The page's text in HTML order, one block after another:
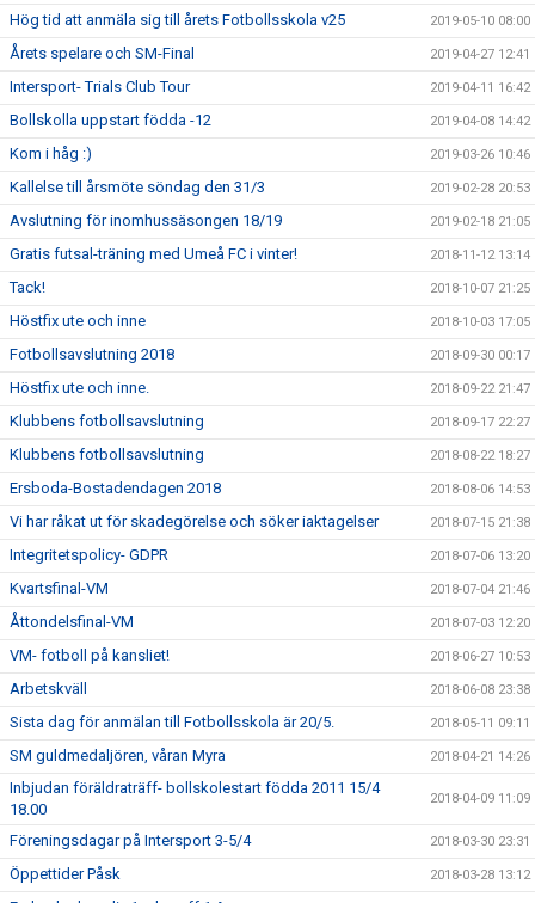
Hög tid att anmäla sig till årets Fotbollsskola v25 2019-05-10 08:00
Årets spelare och SM-Final 2019-04-27 12:41
Intersport- Trials Club Tour 2019-04-11 16:42
Bollskolla uppstart födda -12 2019-04-08 14:42
Kom i håg :) 2019-03-26 10:46
Kallelse till årsmöte söndag den 31/3 2019-02-28 20:53
Avslutning för inomhussäsongen 18/19 2019-02-18 21:05
Gratis futsal-träning med Umeå FC i vinter! 2018-11-12 13:14
Tack! 2018-10-07 21:25
Höstfix ute och inne 2018-10-03 17:05
Fotbollsavslutning 2018 2018-09-30 00:17
Höstfix ute och inne. 2018-09-22 21:47
Klubbens fotbollsavslutning 2018-09-17 22:27
Klubbens fotbollsavslutning 2018-08-22 18:27
Ersboda-Bostadendagen 2018 2018-08-06 14:53
Vi har råkat ut för skadegörelse och söker iaktagelser 2018-07-15 21:38
Integritetspolicy- GDPR 2018-07-06 13:20
Kvartsfinal-VM 2018-07-04 21:46
Åttondelsfinal-VM 2018-07-03 12:20
VM- fotboll på kansliet! 2018-06-27 10:53
Arbetskväll 2018-06-08 23:38
Sista dag för anmälan till Fotbollsskola är 20/5. 2018-05-11 09:11
SM guldmedaljören, våran Myra 2018-04-21 14:26
Inbjudan föräldraträff- bollskolestart födda 2011 15/4
18.00
2018-04-09 11:09
Föreningsdagar på Intersport 3-5/4 2018-03-30 23:31
Öppettider Påsk 2018-03-28 13:12